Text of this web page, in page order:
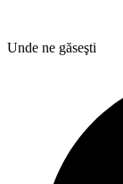
Unde ne găseşti